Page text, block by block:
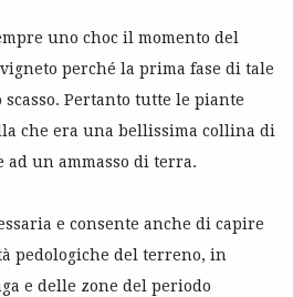
uno choc il momento del
perché la prima fase di tale
Pertanto tutte le piante
che era una bellissima collina di
un ammasso di terra.
e consente anche di capire
pedologiche del terreno, in
e delle zone del periodo